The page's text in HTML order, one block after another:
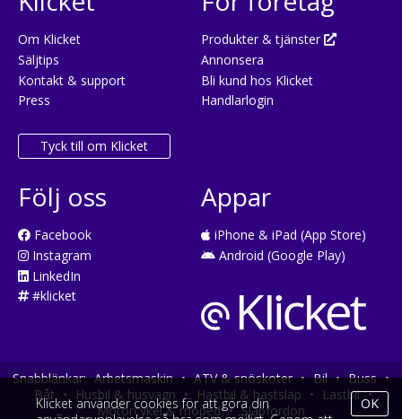
Om Klicket
Säljtips
Kontakt & support
Press
Tyck till om Klicket
Produkter & tjänster
Annonsera
Bli kund hos Klicket
Handlarlogin
Följ oss
Facebook
Instagram
LinkedIn
#klicket
Appar
iPhone & iPad (App Store)
Android (Google Play)
Snabblänkar: Arbetsmaskin • ATV & snöskoter • Bil • Buss •
Båt • Husbil & husvagn • Hästbil & hästsläp • Lastbil •
Motorcykel & moped • Släpfordon
Klicket använder cookies för att göra din
OK